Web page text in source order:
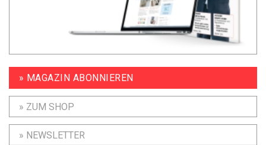
» MAGAZIN ABONNIEREN
» ZUM SHOP
» NEWSLETTER